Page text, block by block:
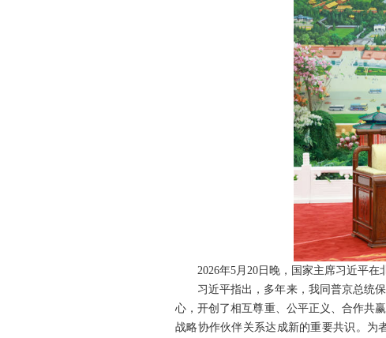
2026年5月20日晚，国家主席习近平在
习近平指出，多年来，我同普京总统
心，开创了相互尊重、公平正义、合作共
战略协作伙伴关系达成新的重要共识。为